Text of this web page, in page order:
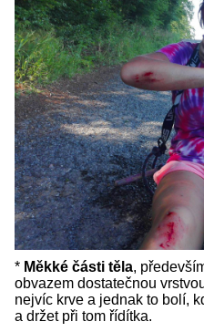
* Měkké části těla,
obvazem dostatečnou
nejvíc krve a jednak to bolí,
a držet při tom řídítka.